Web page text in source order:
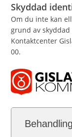
Skyddad
Om du inte kan
grund av
Kontaktcenter
00.